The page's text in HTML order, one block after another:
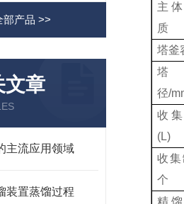
部产品 >>
文章
主流应用领域
装置蒸馏过程
主
质
塔釜
径/
收
(L)
收
个
精